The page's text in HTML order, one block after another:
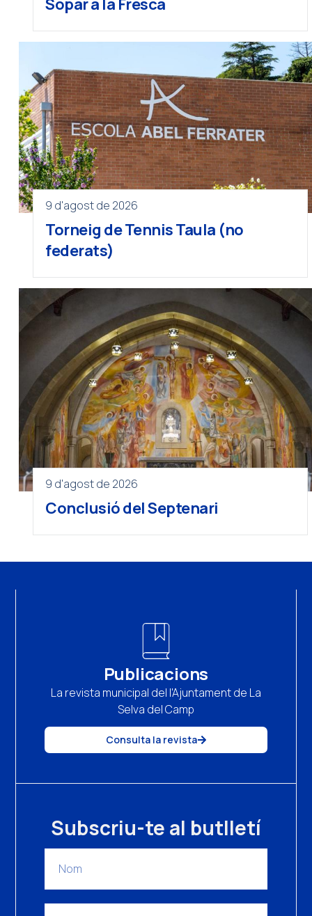
9 d'agost de 2026
Torneig de Tennis Taula (no
federats)
9 d'agost de 2026
Conclusió del Septenari
Publicacions
La revista municipal del l'Ajuntament de La
Selva del Camp
Consulta la revista
Subscriu-te al butlletí